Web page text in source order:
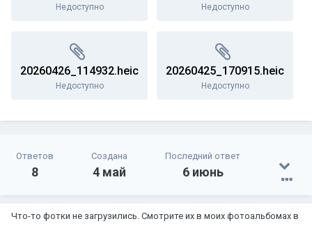
Недоступно Недоступно
20260426_114932.heic
Недоступно
20260425_170915.heic
Недоступно
Ответов
8
Создана
4 май
Последний ответ
6 июнь
Что-то фотки не загрузились. Смотрите их в моих фотоальбомах в